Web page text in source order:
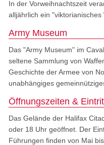
In der Vorweihnachtszeit
alljährlich ein "viktorianisches
Army Museum
Das "Army Museum" im
seltene Sammlung von
Geschichte der Armee von
unabhängiges
Öffnungszeiten &
Das Gelände der Halifax
oder 18 Uhr geöffnet. Der
Führungen finden von Mai